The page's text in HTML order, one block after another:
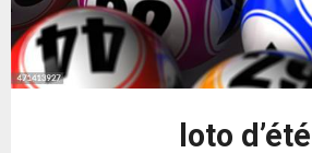
loto d’été